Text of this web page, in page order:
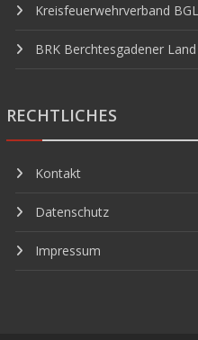
Kreisfeuerwehrverband BGL
BRK Berchtesgadener Land
RECHTLICHES
Kontakt
Datenschutz
Impressum